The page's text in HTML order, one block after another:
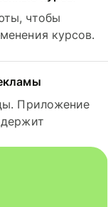
чтобы
курсов.
Приложение